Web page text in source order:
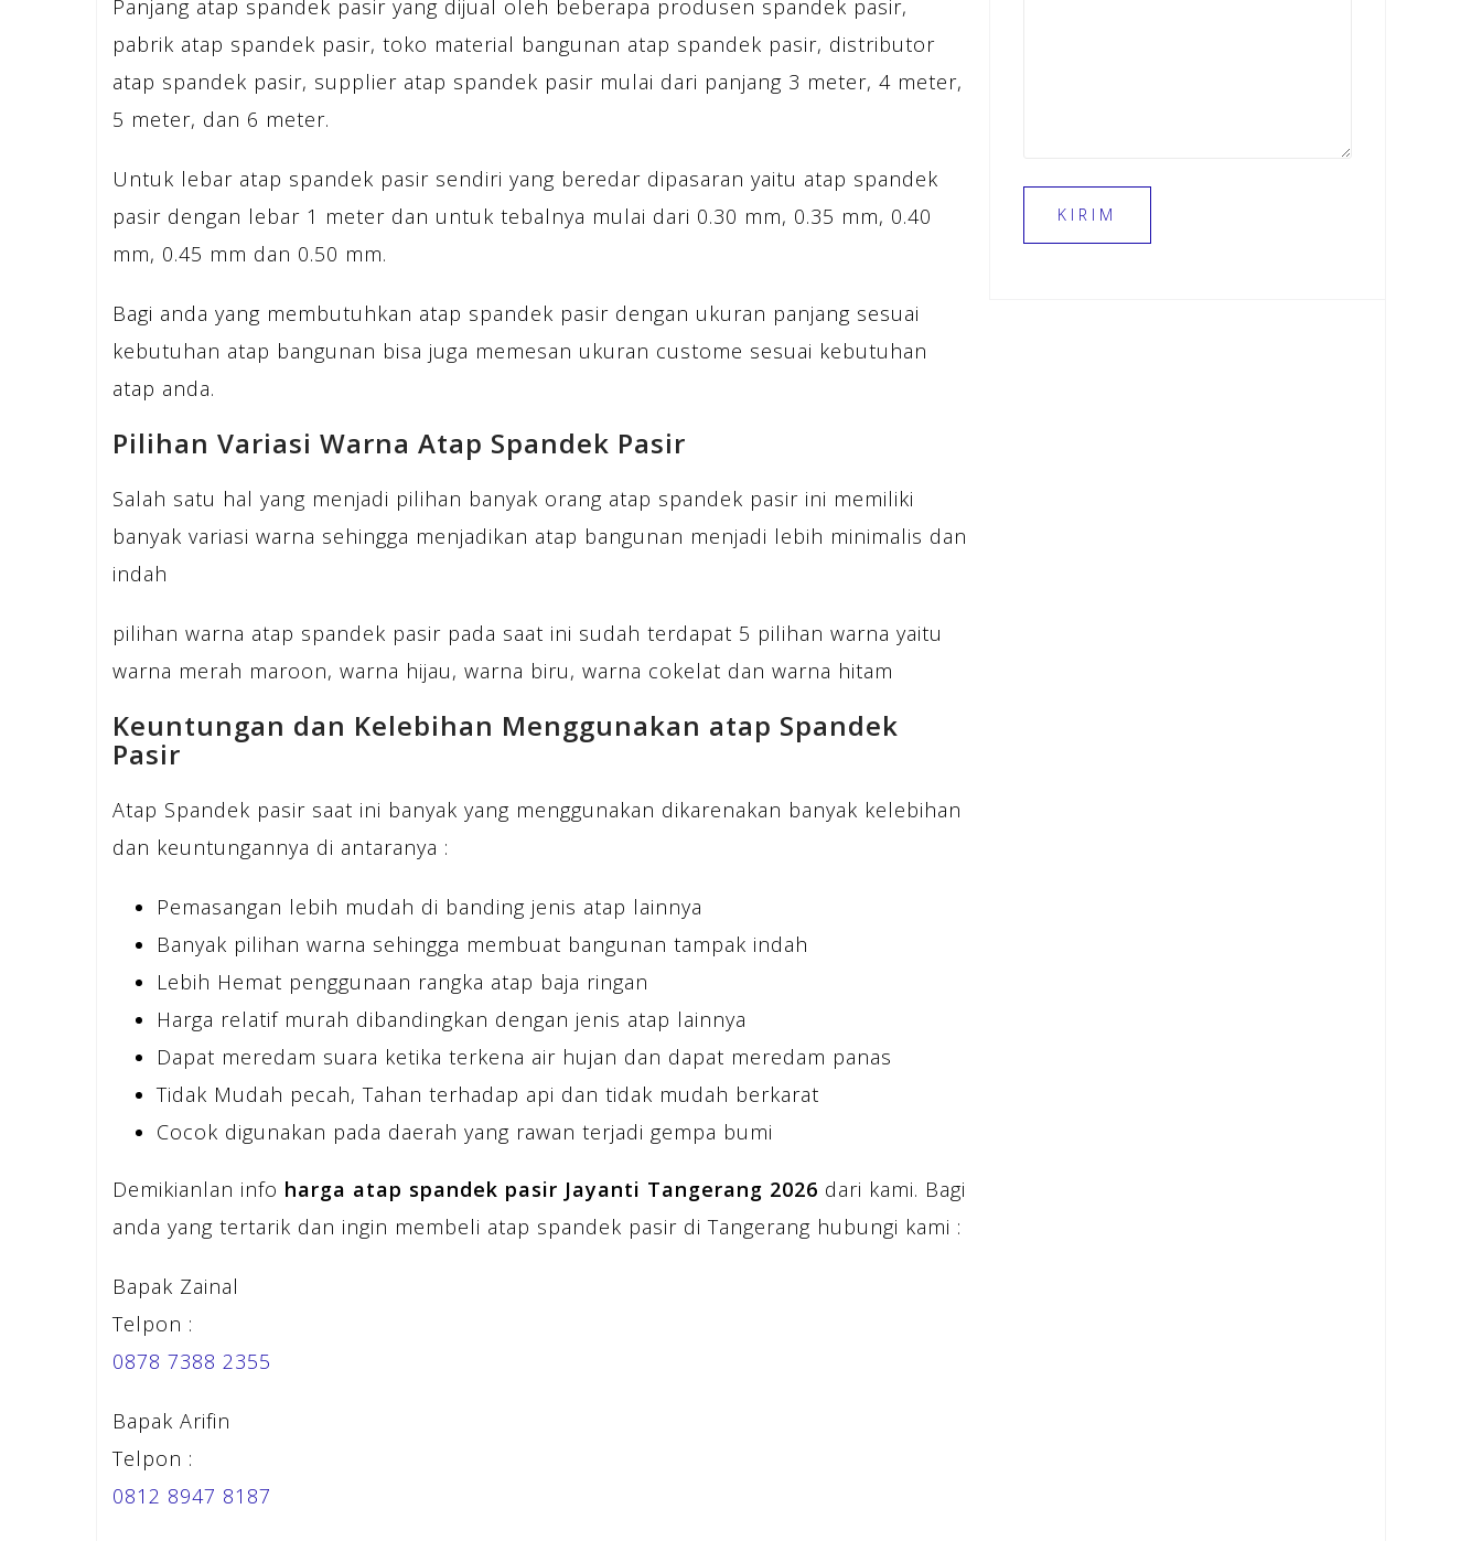
Panjang atap spandek pasir yang dijual oleh beberapa produsen spandek pasir,
pabrik atap spandek pasir, toko material bangunan atap spandek pasir, distributor
atap spandek pasir, supplier atap spandek pasir mulai dari panjang 3 meter, 4 meter,
5 meter, dan 6 meter.
Untuk lebar atap spandek pasir sendiri yang beredar dipasaran yaitu atap spandek
pasir dengan lebar 1 meter dan untuk tebalnya mulai dari 0.30 mm, 0.35 mm, 0.40
mm, 0.45 mm dan 0.50 mm.
Bagi anda yang membutuhkan atap spandek pasir dengan ukuran panjang sesuai
kebutuhan atap bangunan bisa juga memesan ukuran custome sesuai kebutuhan
atap anda.
Pilihan Variasi Warna Atap Spandek Pasir
Salah satu hal yang menjadi pilihan banyak orang atap spandek pasir ini memiliki
banyak variasi warna sehingga menjadikan atap bangunan menjadi lebih minimalis dan
indah
pilihan warna atap spandek pasir pada saat ini sudah terdapat 5 pilihan warna yaitu
warna merah maroon, warna hijau, warna biru, warna cokelat dan warna hitam
Keuntungan dan Kelebihan Menggunakan atap Spandek
Pasir
Atap Spandek pasir saat ini banyak yang menggunakan dikarenakan banyak kelebihan
dan keuntungannya di antaranya :
Pemasangan lebih mudah di banding jenis atap lainnya
Banyak pilihan warna sehingga membuat bangunan tampak indah
Lebih Hemat penggunaan rangka atap baja ringan
Harga relatif murah dibandingkan dengan jenis atap lainnya
Dapat meredam suara ketika terkena air hujan dan dapat meredam panas
Tidak Mudah pecah, Tahan terhadap api dan tidak mudah berkarat
Cocok digunakan pada daerah yang rawan terjadi gempa bumi
Demikianlan info harga atap spandek pasir Jayanti Tangerang 2026 dari kami. Bagi
anda yang tertarik dan ingin membeli atap spandek pasir di Tangerang hubungi kami :
Bapak Zainal
Telpon :
0878 7388 2355
Bapak Arifin
Telpon :
0812 8947 8187